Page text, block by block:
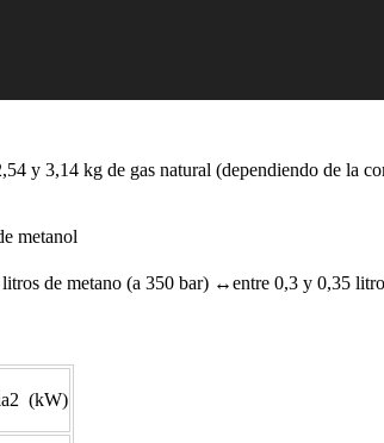
y 3,14 kg de gas natural (dependiendo de la
metanol
de metano (a 350 bar) ↔entre 0,3 y 0,35
(kW)